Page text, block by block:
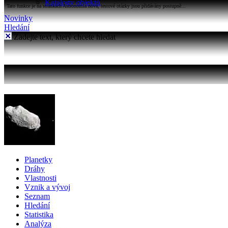
Katalogy objektů
Tato funkce je na stránkách Astronomia nová, testové otázky jsou přidávány postupně...
Novinky
Hledání
Zadejte text, který chcete hledat
Planetky
Dráhy
Vlastnosti
Vznik a vývoj
Seznam
Hledání
Statistika
Analýza